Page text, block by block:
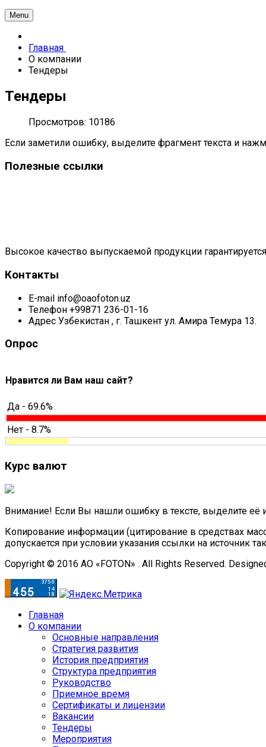
Menu
Главная
О компании
Тендеры
Тендеры
Просмотров: 10186
Если заметили ошибку, выделите фрагмент текста и
Полезные ссылки
Высокое качество выпускаемой продукции
Контакты
E-mail info@oaofoton.uz
Телефон +99871 236-01-16
Адрес Узбекистан , г. Ташкент ул. Амира Темура 13.
Опрос
Нравится ли Вам наш сайт?
Да - 69.6%
Нет - 8.7%
Курс валют
Внимание! Если Вы нашли ошибку в тексте, выделите её
Копирование информации (цитирование в средствах
допускается при условии указания ссылки на источник
Copyright © 2016 АО «FOTON» . All Rights Reserved.
Главная
О компании
Основные направления
Стратегия развития
История предприятия
Структура предприятия
Руководство
Приемное время
Сертификаты и лицензии
Вакансии
Тендеры
Мероприятия